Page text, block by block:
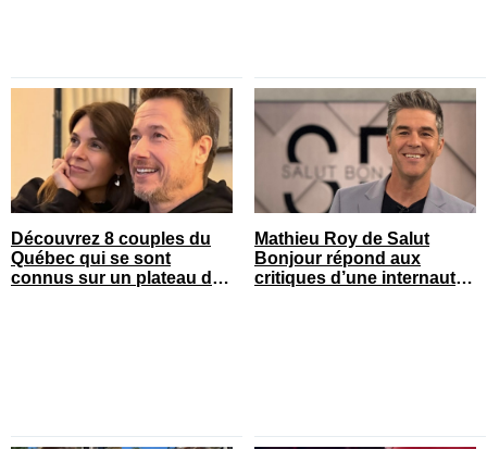
Découvrez 8 couples du
Québec qui se sont
connus sur un plateau de
Mathieu Roy de Salut
Bonjour répond aux
critiques d’une internaute